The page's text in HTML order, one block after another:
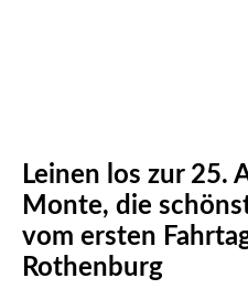
Leinen los zur 25.
Monte, die
vom ersten
Rothenburg